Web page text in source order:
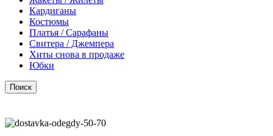
Кардиганы
Костюмы
Платья / Сарафаны
Свитера / Джемпера
Хиты снова в продаже
Юбки
Поиск